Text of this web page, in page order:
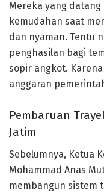
Mereka yang
kemudahan saat
dan nyaman. Tentu
penghasilan bagi
sopir angkot.
anggaran
Pembaruan
Jatim
Sebelumnya, Ketua
Mohammad Anas
membangun sistem